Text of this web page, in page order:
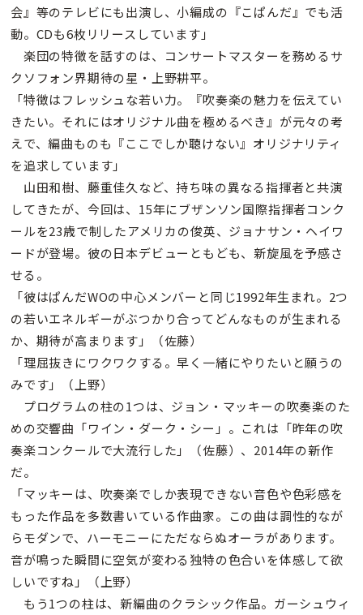
会』等のテレビにも出演し、小編成の『こぱんだ』でも活
動。CDも6枚リリースしています」
楽団の特徴を話すのは、コンサートマスターを務めるサ
クソフォン界期待の星・上野耕平。
「特徴はフレッシュな若い力。『吹奏楽の魅力を伝えてい
きたい。それにはオリジナル曲を極めるべき』が元々の考
えで、編曲ものも『ここでしか聴けない』オリジナリティ
を追求しています」
山田和樹、藤重佳久など、持ち味の異なる指揮者と共演
してきたが、今回は、15年にブザンソン国際指揮者コンク
ールを23歳で制したアメリカの俊英、ジョナサン・ヘイワ
ードが登場。彼の日本デビューともども、新旋風を予感さ
せる。
「彼はぱんだWOの中心メンバーと同じ1992年生まれ。2つ
の若いエネルギーがぶつかり合ってどんなものが生まれる
か、期待が高まります」（佐藤）
「理屈抜きにワクワクする。早く一緒にやりたいと願うの
みです」（上野）
プログラムの柱の1つは、ジョン・マッキーの吹奏楽のた
めの交響曲「ワイン・ダーク・シー」。これは「昨年の吹
奏楽コンクールで大流行した」（佐藤）、2014年の新作
だ。
「マッキーは、吹奏楽でしか表現できない音色や色彩感を
もった作品を多数書いている作曲家。この曲は調性的なが
らモダンで、ハーモニーにただならぬオーラがあります。
音が鳴った瞬間に空気が変わる独特の色合いを体感して欲
しいですね」（上野）
もう1つの柱は、新編曲のクラシック作品。ガーシュウィ